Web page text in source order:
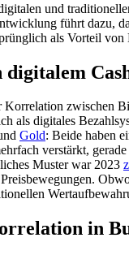
und
führt dazu,
als Vorteil
digitalem
Korrelation zwischen
als digitales
Gold: Beide haben
verstärkt,
Muster war 2023
in